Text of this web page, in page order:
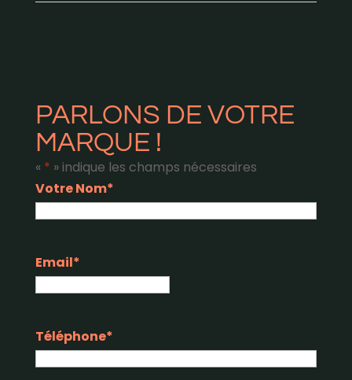
PARLONS DE VOTRE
MARQUE !
« * » indique les champs nécessaires
Votre Nom*
Email*
Téléphone*